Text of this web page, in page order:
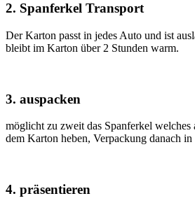
2. Spanferkel Transport
Der Karton passt in jedes Auto und ist
bleibt im Karton über 2 Stunden warm.
3. auspacken
möglicht zu zweit das Spanferkel welches
dem Karton heben, Verpackung danach
4. präsentieren